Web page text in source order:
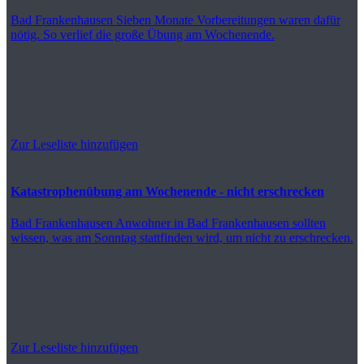
Bad Frankenhausen Sieben Monate Vorbereitungen waren dafür
nötig. So verlief die große Übung am Wochenende.
Zur Leseliste hinzufügen
Katastrophenübung am Wochenende - nicht erschrecken
Bad Frankenhausen Anwohner in Bad Frankenhausen sollten
wissen, was am Sonntag stattfinden wird, um nicht zu erschrecken.
Zur Leseliste hinzufügen